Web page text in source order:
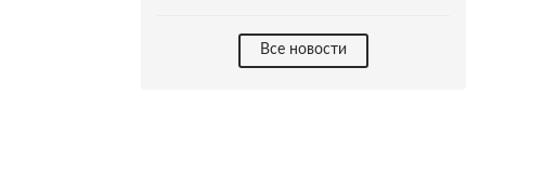
Все новости